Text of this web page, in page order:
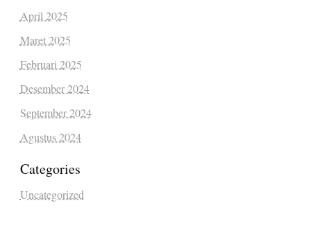
April 2025
Maret 2025
Februari 2025
Desember 2024
September 2024
Agustus 2024
Categories
Uncategorized